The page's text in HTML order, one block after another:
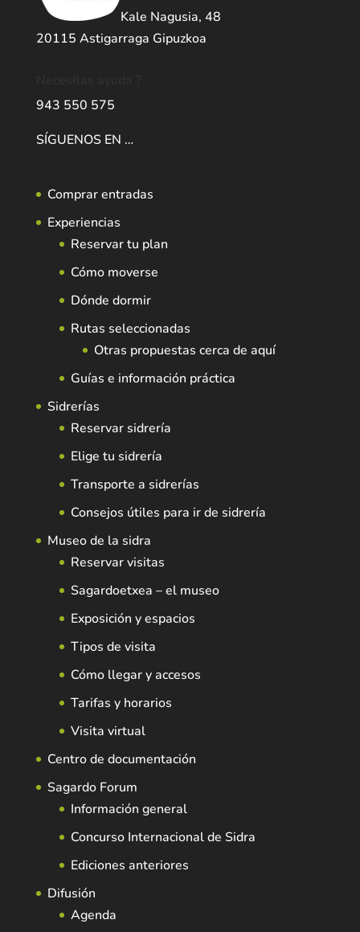
Kale Nagusia, 48
20115 Astigarraga Gipuzkoa
943 550 575
SÍGUENOS EN …
Comprar entradas
Experiencias
Reservar tu plan
Cómo moverse
Dónde dormir
Rutas seleccionadas
Otras propuestas cerca de aquí
Guías e información práctica
Sidrerías
Reservar sidrería
Elige tu sidrería
Transporte a sidrerías
Consejos útiles para ir de sidrería
Museo de la sidra
Reservar visitas
Sagardoetxea – el museo
Exposición y espacios
Tipos de visita
Cómo llegar y accesos
Tarifas y horarios
Visita virtual
Centro de documentación
Sagardo Forum
Información general
Concurso Internacional de Sidra
Ediciones anteriores
Difusión
Agenda